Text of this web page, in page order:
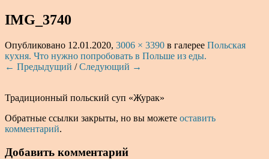
IMG_3740
Опубликовано 12.01.2020, 3006 × 3390 в галерее Польская
кухня. Что нужно попробовать в Польше из еды.
← Предыдущий /Следующий →
Традиционный польский суп «Журак»
Обратные ссылки закрыты, но вы можете оставить
комментарий.
Добавить комментарий